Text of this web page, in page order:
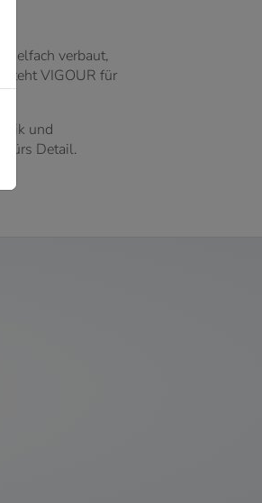
verbaut,
steht VIGOUR für
und
fürs Detail.